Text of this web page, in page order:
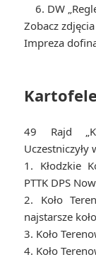
6. DW
Zobacz
Impreza
49 Rajd
Uczestniczyły
1. Kłodzkie
PTTK DPS
2. Koło
najstarsze
3. Koło
4. Koło